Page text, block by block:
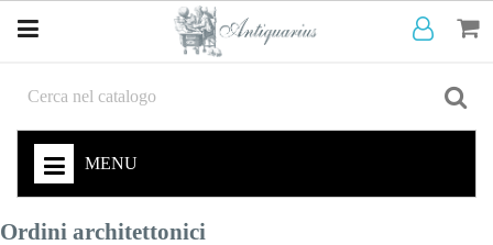
MENU
Ordini architettonici